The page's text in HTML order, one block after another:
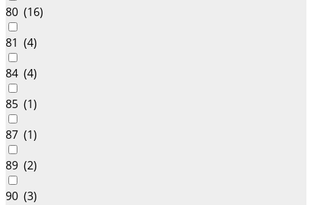
80 (16)
81 (4)
84 (4)
85 (1)
87 (1)
89 (2)
90 (3)